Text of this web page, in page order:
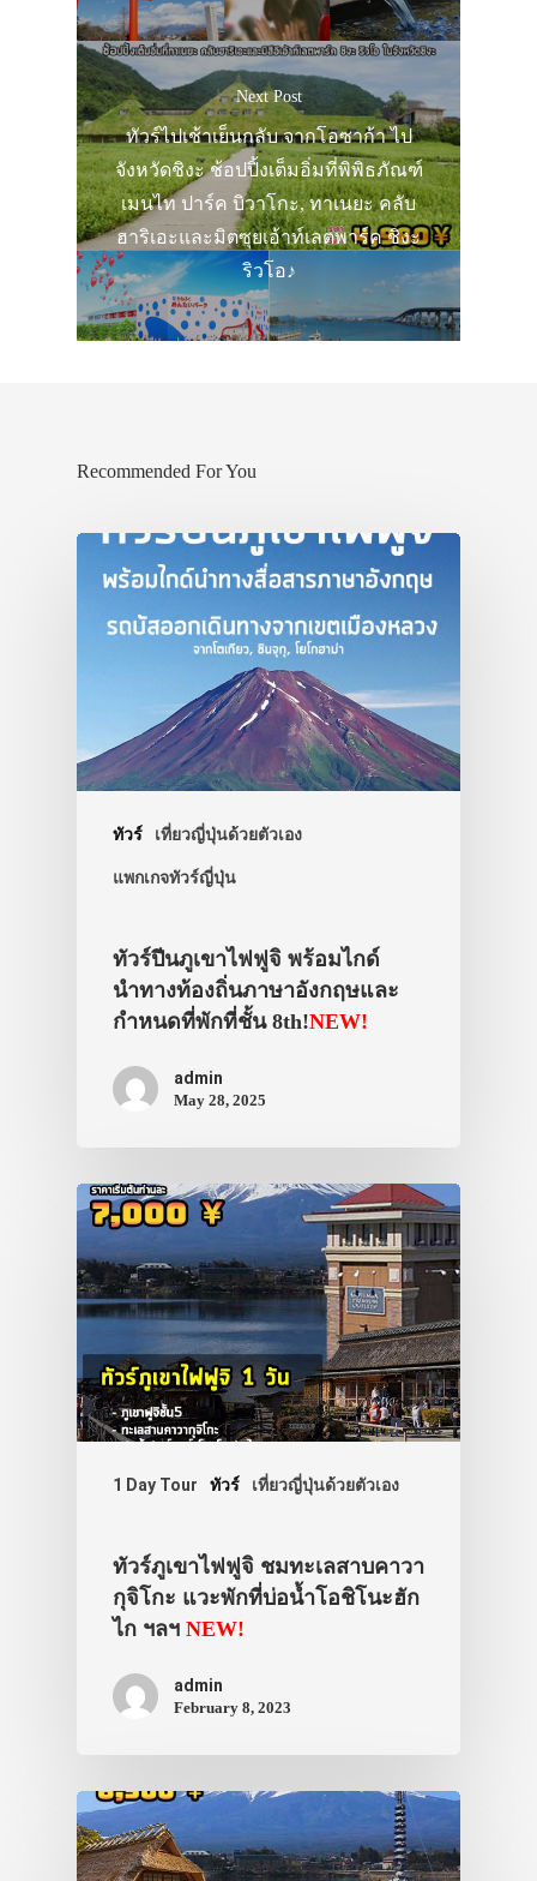
Next Post
ทัวร์ไปเช้าเย็นกลับ จากโอซาก้า ไป
จังหวัดชิงะ ช้อปปิ้งเต็มอิ่มที่พิพิธภัณฑ์
เมนไท ปาร์ค บิวาโกะ, ทาเนยะ คลับ
ฮาริเอะและมิตซุยเอ้าท์เลตพาร์ค ชิงะ
ริวโอ♪
Recommended For You
ทัวร์ เที่ยวญี่ปุ่นด้วยตัวเอง
แพกเกจทัวร์ญี่ปุ่น
ทัวร์ปีนภูเขาไฟฟูจิ พร้อมไกด์
นำทางท้องถิ่นภาษาอังกฤษและ
กำหนดที่พักที่ชั้น 8th!NEW!
admin
May 28, 2025
1 Day Tour ทัวร์ เที่ยวญี่ปุ่นด้วยตัวเอง
ทัวร์ภูเขาไฟฟูจิ ชมทะเลสาบคาวา
กุจิโกะ แวะพักที่บ่อน้ำโอชิโนะฮัก
ไก ฯลฯ NEW!
admin
February 8, 2023